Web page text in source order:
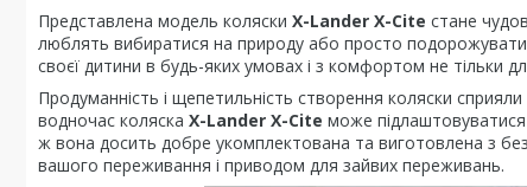
Представлена модель коляски X-Lander X-Cite стане
люблять вибиратися на природу або просто
своєї дитини в будь-яких умовах і з комфортом не тільки
Продуманність і щепетильність створення коляски
водночас коляска X-Lander X-Cite може підлаштовуватися
ж вона досить добре укомплектована та виготовлена з
вашого переживання і приводом для зайвих переживань.